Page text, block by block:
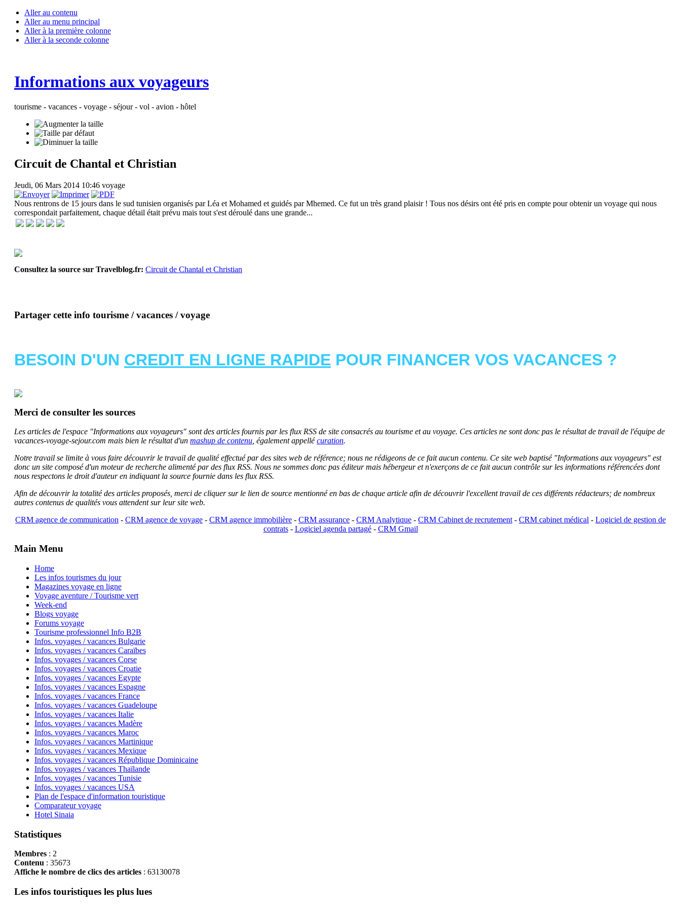
Aller au contenu
Aller au menu principal
Aller à la première colonne
Aller à la seconde colonne
Informations aux voyageurs
tourisme - vacances - voyage - séjour - vol - avion - hôtel
Circuit de Chantal et Christian
Jeudi, 06 Mars 2014 10:46 voyage
Nous rentrons de 15 jours dans le sud tunisien organisés par Léa et Mohamed et guidés par Mhemed. Ce fut un très grand plaisir ! Tous nos désirs ont été pris en compte pour obtenir un voyage qui nous
correspondait parfaitement, chaque détail était prévu mais tout s'est déroulé dans une grande...
Consultez la source sur Travelblog.fr: Circuit de Chantal et Christian
Partager cette info tourisme / vacances / voyage
BESOIN D'UN CREDIT EN LIGNE RAPIDE POUR FINANCER VOS VACANCES ?
Merci de consulter les sources
Les articles de l'espace "Informations aux voyageurs" sont des articles fournis par les flux RSS de site consacrés au tourisme et au voyage. Ces articles ne sont donc pas le résultat de travail de l'équipe de
vacances-voyage-sejour.com mais bien le résultat d'un mashup de contenu, également appellécuration.
Notre travail se limite à vous faire découvrir le travail de qualité effectué par des sites web de référence; nous ne rédigeons de ce fait aucun contenu. Ce site web baptisé "Informations aux voyageurs" est
donc un site composé d'un moteur de recherche alimenté par des flux RSS. Nous ne sommes donc pas éditeur mais hébergeur et n'exerçons de ce fait aucun contrôle sur les informations référencées dont
nous respectons le droit d'auteur en indiquant la source fournie dans les flux RSS.
Afin de découvrir la totalité des articles proposés, merci de cliquer sur le lien de source mentionné en bas de chaque article afin de découvrir l'excellent travail de ces différents rédacteurs; de nombreux
autres contenus de qualités vous attendent sur leur site web.
CRM agence de communication - CRM agence de voyage - CRM agence immobilière - CRM assurance - CRM Analytique - CRM Cabinet de recrutement- CRM cabinet médical - Logiciel de gestion de
contrats- Logiciel agenda partagé- CRM Gmail
Main Menu
Home
Les infos tourismes du jour
Magazines voyage en ligne
Voyage aventure / Tourisme vert
Week-end
Blogs voyage
Forums voyage
Tourisme professionnel Info B2B
Infos. voyages / vacances Bulgarie
Infos. voyages / vacances Caraïbes
Infos. voyages / vacances Corse
Infos. voyages / vacances Croatie
Infos. voyages / vacances Egypte
Infos. voyages / vacances Espagne
Infos. voyages / vacances France
Infos. voyages / vacances Guadeloupe
Infos. voyages / vacances Italie
Infos. voyages / vacances Madère
Infos. voyages / vacances Maroc
Infos. voyages / vacances Martinique
Infos. voyages / vacances Mexique
Infos. voyages / vacances République Dominicaine
Infos. voyages / vacances Thaïlande
Infos. voyages / vacances Tunisie
Infos. voyages / vacances USA
Plan de l'espace d'information touristique
Comparateur voyage
Hotel Sinaia
Statistiques
Membres: 2
Contenu : 35673
Affiche le nombre de clics des articles: 63130078
Les infos touristiques les plus lues